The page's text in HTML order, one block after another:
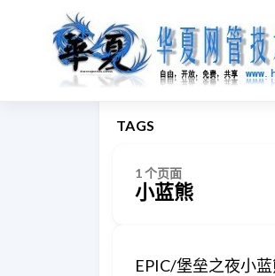
TAGS
1 个页面
小蓝熊
EPIC/堡垒之夜小